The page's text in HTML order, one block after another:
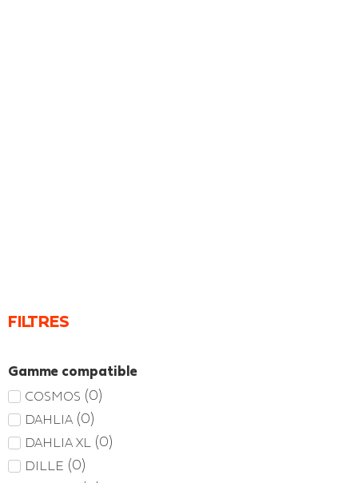
FILTRES
Gamme compatible
COSMOS (0)
DAHLIA (0)
DAHLIA XL (0)
DILLE (0)